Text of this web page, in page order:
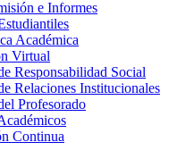
e Informes
Académica
Virtual
Responsabilidad Social
Relaciones Institucionales
Profesorado
Continua